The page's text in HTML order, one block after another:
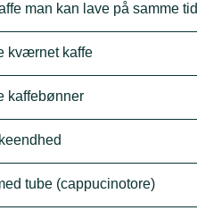
man kan lave på samme tid
kværnet kaffe
kaffebønner
tube (cappucinotore)